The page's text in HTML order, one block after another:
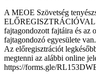
A MEOE Szövetség
ELŐREGISZTRÁCIÓVAL
fajtagondozott fajtáira és az
fajtagondozó egyesülete van.
Az előregisztrációt
megtenni az alábbi online
https://forms.gle/